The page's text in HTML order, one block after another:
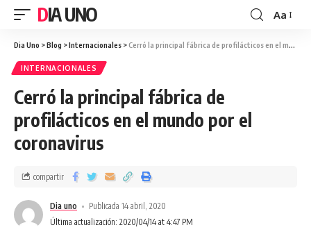
DIA UNO Aa
Dia Uno >Blog >Internacionales >Cerró la principal fábrica de profilácticos en el mundo por el coronavirus
INTERNACIONALES
Cerró la principal fábrica de
profilácticos en el mundo por el
coronavirus
Última actualización: 2020/04/14 at 4:47 PM
Dia uno Publicada 14 abril, 2020
compartir